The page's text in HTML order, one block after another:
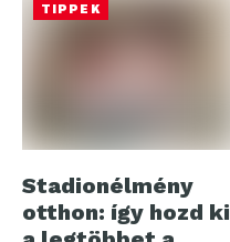
TIPPEK
Stadionélmény
otthon: így hozd ki